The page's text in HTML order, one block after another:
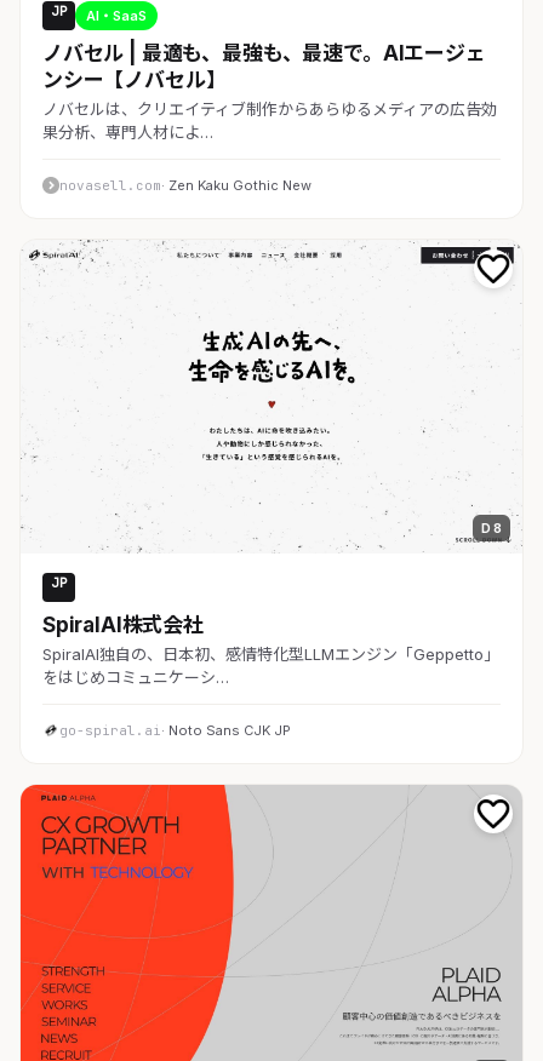
JP AI・SaaS
ノバセル | 最適も、最強も、最速で。AIエージェ
ンシー【ノバセル】
ノバセルは、クリエイティブ制作からあらゆるメディアの広告効
果分析、専門人材によ…
novasell.com· Zen Kaku Gothic New
D 8
JP
SpiralAI株式会社
SpiralAI独自の、日本初、感情特化型LLMエンジン「Geppetto」
をはじめコミュニケーシ…
go-spiral.ai · Noto Sans CJK JP